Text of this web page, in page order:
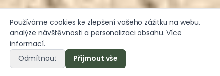
Appartements
Používáme cookies ke zlepšení vašeho zážitku na webu,
analýze návštěvnosti a personalizaci obsahu. Více
informací.
Odmítnout
Přijmout vše